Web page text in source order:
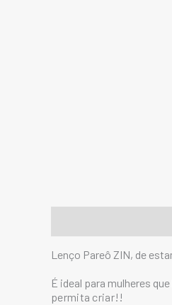
Lenço Pareô ZIN, de
É ideal para mulheres
permita criar!!